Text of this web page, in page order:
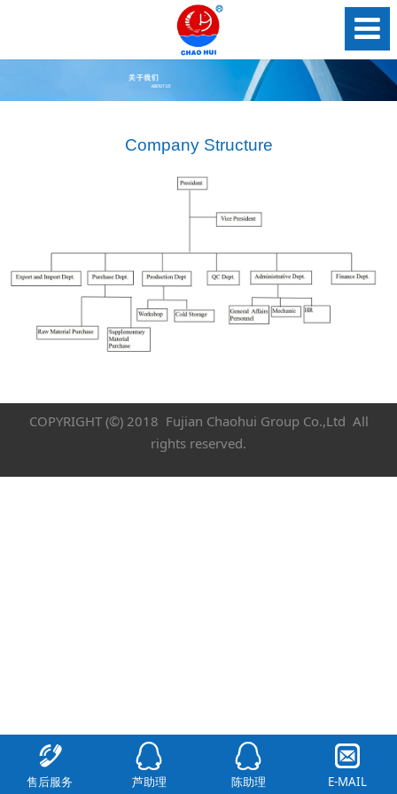
Company Structure
COPYRIGHT (©) 2018 Fujian Chaohui Group Co.,Ltd All
rights reserved.
售后服务 芦助理 陈助理 E-MAIL